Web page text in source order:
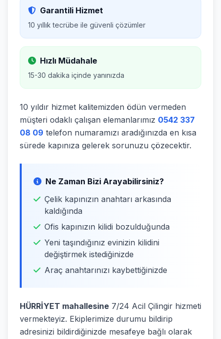
Garantili Hizmet
10 yıllık tecrübe ile güvenli çözümler
Hızlı Müdahale
15-30 dakika içinde yanınızda
10 yıldır hizmet kalitemizden ödün vermeden
müşteri odaklı çalışan elemanlarımız 0542 337
08 09 telefon numaramızı aradığınızda en kısa
sürede kapınıza gelerek sorunuzu çözecektir.
Ne Zaman Bizi Arayabilirsiniz?
Çelik kapınızın anahtarı arkasında
kaldığında
Ofis kapınızın kilidi bozulduğunda
Yeni taşındığınız evinizin kilidini
değiştirmek istediğinizde
Araç anahtarınızı kaybettiğinizde
HÜRRİYET mahallesine 7/24 Acil Çilingir hizmeti
vermekteyiz. Ekiplerimize durumu bildirip
adresinizi bildirdiğinizde mesafeye bağlı olarak